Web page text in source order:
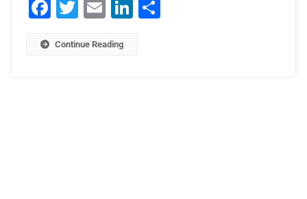
Facebook
Twitter Email LinkedIn
Continue Reading